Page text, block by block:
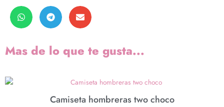
Mas de lo que te gusta...
Camiseta hombreras two choco